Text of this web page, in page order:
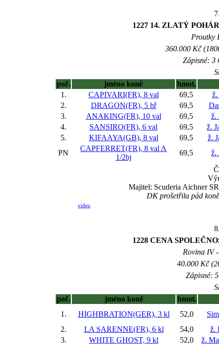
1227 14. ZLATÝ
Proutky
360.000 Kč
Zápisné: 3
poř.
jméno koně
hmot.
1.
CAPIVARI(FR), 8 val 69,5
ž.
2.
DRAGON(FR), 5 hř 69,5
3.
ANAKING(FR), 10 val 69,5
ž.
4.
SANSIRO(FR), 6 val 69,5
ž.
5.
KIFAAYA(GB), 8 val 69,5
ž.
PN
CAPFERRET(FR), 8 val A
1/2bj
69,5
ž.
Majitel: Scuderia Aichner
DK prošetřila pád
video
1228 CENA
Rovina IV
40.000 Kč
Zápisné:
poř.
jméno koně
hmot.
1.
HIGHBRATION(GER), 3 kl 52,0
2.
LA SARENNE(FR), 6 kl 54,0
ž.
3.
WHITE GHOST, 9 kl 52,0
ž.